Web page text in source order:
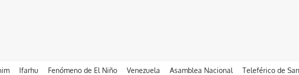
Ifarhu Fenómeno de El Niño Venezuela Asamblea Nacional Teleférico de